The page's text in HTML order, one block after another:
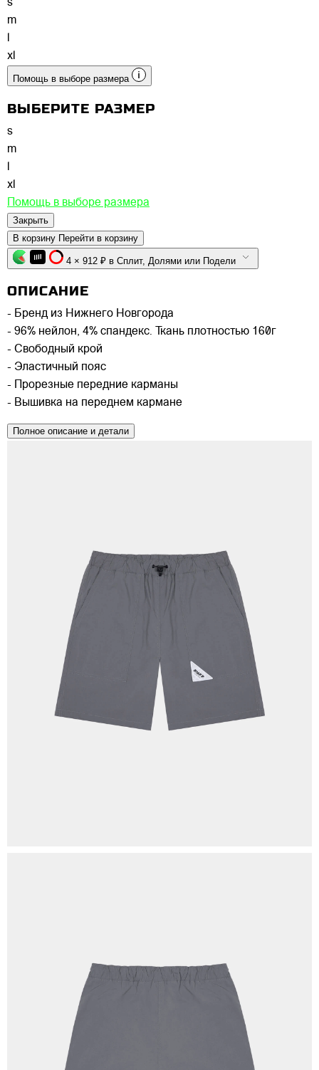
s
m
l
xl
Помощь в выборе размера
ВЫБЕРИТЕ РАЗМЕР
s
m
xl
Помощь в выборе размера
Закрыть
В корзину Перейти в корзину
4 × 912 ₽ в Сплит, Долями или Подели
ОПИСАНИЕ
- Бренд из Нижнего Новгорода
- 96% нейлон, 4% спандекс. Ткань плотностью 160г
- Свободный крой
- Эластичный пояс
- Прорезные передние карманы
- Вышивка на переднем кармане
Полное описание и детали